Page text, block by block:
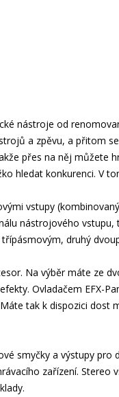
nástroje od
a zpěvu, a přitom
přes na něj můžete
hledat konkurenci. V
vstupy
nástrojového
druhý
Na výběr máte ze
Ovladačem EFX-
tak k dispozici
smyčky a výstupy
zařízení.